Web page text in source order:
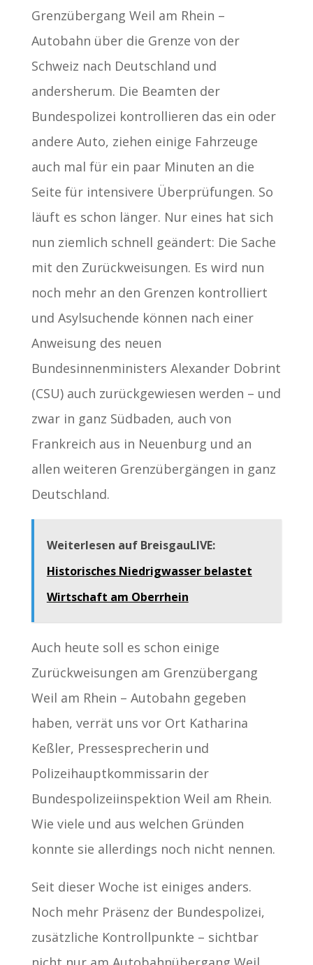
Grenzübergang Weil am Rhein –
Autobahn über die Grenze von der
Schweiz nach Deutschland und
andersherum. Die Beamten der
Bundespolizei kontrollieren das ein oder
andere Auto, ziehen einige Fahrzeuge
auch mal für ein paar Minuten an die
Seite für intensivere Überprüfungen. So
läuft es schon länger. Nur eines hat sich
nun ziemlich schnell geändert: Die Sache
mit den Zurückweisungen. Es wird nun
noch mehr an den Grenzen kontrolliert
und Asylsuchende können nach einer
Anweisung des neuen
Bundesinnenministers Alexander Dobrint
(CSU) auch zurückgewiesen werden – und
zwar in ganz Südbaden, auch von
Frankreich aus in Neuenburg und an
allen weiteren Grenzübergängen in ganz
Deutschland.
Weiterlesen auf BreisgauLIVE:
Historisches Niedrigwasser belastet
Wirtschaft am Oberrhein
Auch heute soll es schon einige
Zurückweisungen am Grenzübergang
Weil am Rhein – Autobahn gegeben
haben, verrät uns vor Ort Katharina
Keßler, Pressesprecherin und
Polizeihauptkommissarin der
Bundespolizeiinspektion Weil am Rhein.
Wie viele und aus welchen Gründen
konnte sie allerdings noch nicht nennen.
Seit dieser Woche ist einiges anders.
Noch mehr Präsenz der Bundespolizei,
zusätzliche Kontrollpunkte – sichtbar